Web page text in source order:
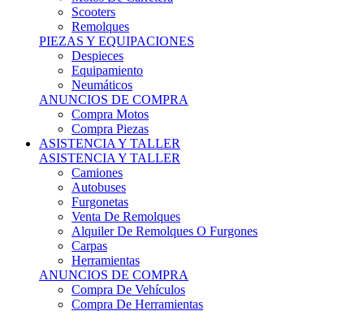
Scooters
Remolques
PIEZAS Y EQUIPACIONES
Despieces
Equipamiento
Neumáticos
ANUNCIOS DE COMPRA
Compra Motos
Compra Piezas
ASISTENCIA Y TALLER
ASISTENCIA Y TALLER
Camiones
Autobuses
Furgonetas
Venta De Remolques
Alquiler De Remolques O Furgones
Carpas
Herramientas
ANUNCIOS DE COMPRA
Compra De Vehículos
Compra De Herramientas